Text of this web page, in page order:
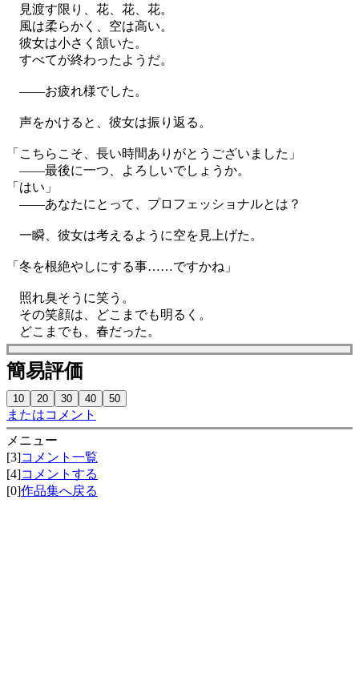
見渡す限り、花、花、花。
風は柔らかく、空は高い。
彼女は小さく頷いた。
すべてが終わったようだ。
——お疲れ様でした。
声をかけると、彼女は振り返る。
「こちらこそ、長い時間ありがとうございました」
——最後に一つ、よろしいでしょうか。
「はい」
——あなたにとって、プロフェッショナルとは？
一瞬、彼女は考えるように空を見上げた。
「冬を根絶やしにする事……ですかね」
照れ臭そうに笑う。
その笑顔は、どこまでも明るく。
どこまでも、春だった。
簡易評価
またはコメント
メニュー
[3]コメント一覧
[4]コメントする
[0]作品集へ戻る